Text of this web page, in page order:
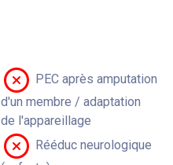
PEC après amputation
d'un membre / adaptation
de l'appareillage
Rééduc neurologique